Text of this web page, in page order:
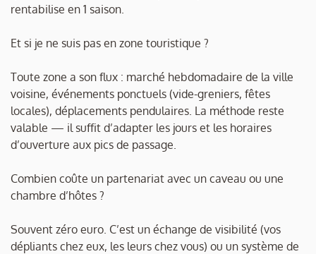
rentabilise en 1 saison.
Et si je ne suis pas en zone touristique ?
Toute zone a son flux : marché hebdomadaire de la ville
voisine, événements ponctuels (vide-greniers, fêtes
locales), déplacements pendulaires. La méthode reste
valable — il suffit d’adapter les jours et les horaires
d’ouverture aux pics de passage.
Combien coûte un partenariat avec un caveau ou une
chambre d’hôtes ?
Souvent zéro euro. C’est un échange de visibilité (vos
dépliants chez eux, les leurs chez vous) ou un système de